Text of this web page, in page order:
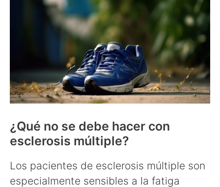
¿Qué no se debe hacer con
esclerosis múltiple?
Los pacientes de esclerosis múltiple son
especialmente sensibles a la fatiga